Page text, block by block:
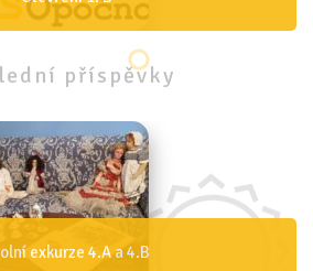
Otevření 1. A
příspěvky